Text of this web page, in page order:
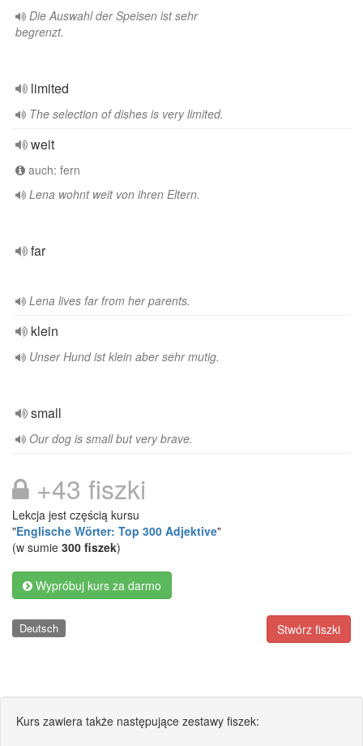
Die Auswahl der Speisen ist sehr
begrenzt.
limited
The selection of dishes is very limited.
weit
auch: fern
Lena wohnt weit von ihren Eltern.
far
Lena lives far from her parents.
klein
Unser Hund ist klein aber sehr mutig.
small
Our dog is small but very brave.
+43 fiszki
Lekcja jest częścią kursu
"Englische Wörter: Top 300 Adjektive"
(w sumie 300 fiszek)
Wypróbuj kurs za darmo
Stwórz fiszki
Deutsch
Kurs zawiera także następujące zestawy fiszek: